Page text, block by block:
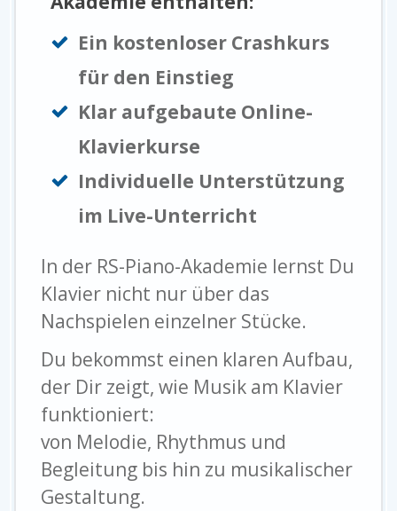
Ein kostenloser Crashkurs
für den Einstieg
Klar aufgebaute Online-
Klavierkurse
Individuelle Unterstützung
im Live-Unterricht
In der RS-Piano-Akademie lernst Du
Klavier nicht nur über das
Nachspielen einzelner Stücke.
Du bekommst einen klaren Aufbau,
der Dir zeigt, wie Musik am Klavier
funktioniert:
von Melodie, Rhythmus und
Begleitung bis hin zu musikalischer
Gestaltung.